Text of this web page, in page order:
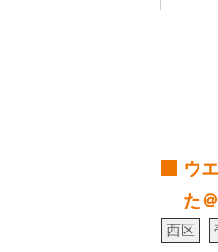
ウ
た
西区